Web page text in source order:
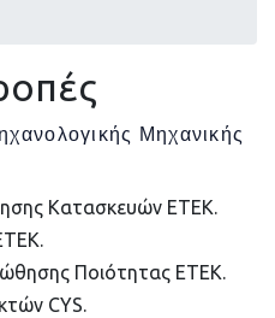
Μηχανικής
Κατασκευών ΕΤΕΚ.
Ποιότητας ΕΤΕΚ.
CYS.